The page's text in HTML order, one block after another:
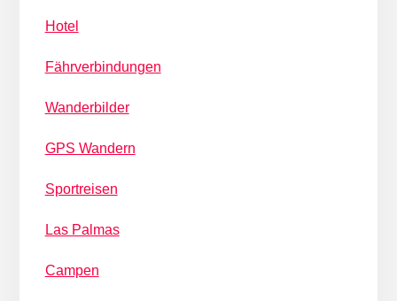
Hotel
Fährverbindungen
Wanderbilder
GPS Wandern
Sportreisen
Las Palmas
Campen